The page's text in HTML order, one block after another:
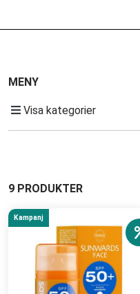
MENY
Visa kategorier
9 PRODUKTER
Kampanj